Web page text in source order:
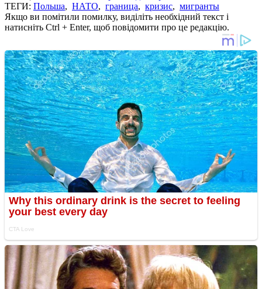
ТЕГИ: Польша, НАТО, граница, кризис, мигранты
Якщо ви помітили помилку, виділіть необхідний текст і
натисніть Ctrl + Enter, щоб повідомити про це редакцію.